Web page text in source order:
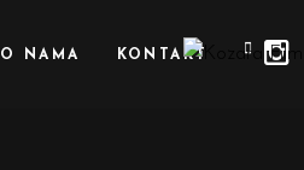
O NAMA KONTAKT